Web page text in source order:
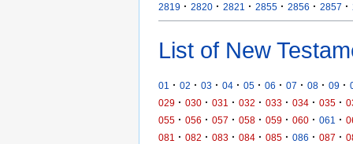
2819 · 2820 · 2821 · 2855 · 2856 · 2857 ·
List of New
01 · 02 · 03 · 04 · 05 · 06 · 07 · 08 · 09 ·
029 · 030 · 031 · 032 · 033 · 034 · 035 ·
055 · 056 · 057 · 058 · 059 · 060 · 061 ·
081
· 082 · 083 · 084 · 085 · 086 · 087 ·